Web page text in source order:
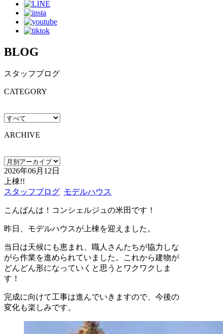
BLOG
スタッフブログ
CATEGORY
ARCHIVE
2026年06月12日
上棟!!
スタッフブログ モデルハウス
こんばんは！コンシェルジュの米田です！
昨日、モデルハウスが上棟を迎えました。
当日は天候にも恵まれ、職人さんたちが協力しな
がら作業を進められていました。これから建物が
どんどん形になっていくと思うとワクワクしま
す！
完成に向けて工事は進んでいきますので、今後の
変化も楽しみです。